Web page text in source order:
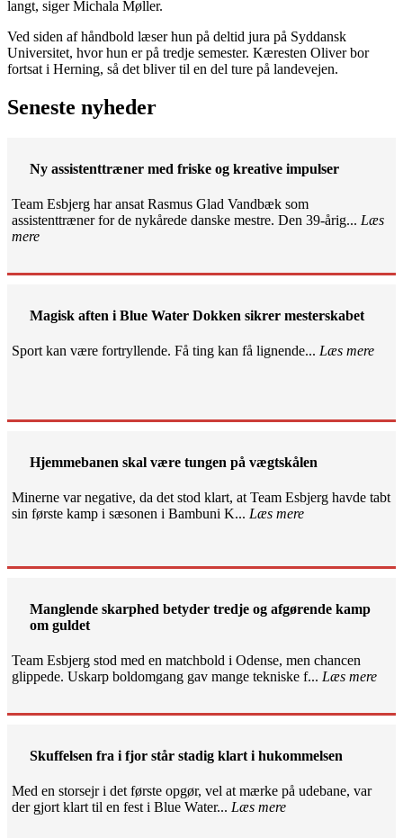
langt, siger Michala Møller.
Ved siden af håndbold læser hun på deltid jura på Syddansk
Universitet, hvor hun er på tredje semester. Kæresten Oliver bor
fortsat i Herning, så det bliver til en del ture på landevejen.
Seneste nyheder
Ny assistenttræner med friske og kreative impulser
Team Esbjerg har ansat Rasmus Glad Vandbæk som
assistenttræner for de nykårede danske mestre. Den 39-årig... Læs
mere
Magisk aften i Blue Water Dokken sikrer mesterskabet
Sport kan være fortryllende. Få ting kan få lignende... Læs mere
Hjemmebanen skal være tungen på vægtskålen
Minerne var negative, da det stod klart, at Team Esbjerg havde tabt
sin første kamp i sæsonen i Bambuni K... Læs mere
Manglende skarphed betyder tredje og afgørende kamp
om guldet
Team Esbjerg stod med en matchbold i Odense, men chancen
glippede. Uskarp boldomgang gav mange tekniske f... Læs mere
Skuffelsen fra i fjor står stadig klart i hukommelsen
Med en storsejr i det første opgør, vel at mærke på udebane, var
der gjort klart til en fest i Blue Water... Læs mere